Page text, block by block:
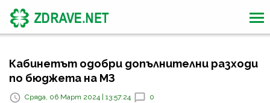
Кабинетът одобри допълнителни разходи
по бюджета на МЗ
Сряда, 06 Март 2024 | 13:57:24 0